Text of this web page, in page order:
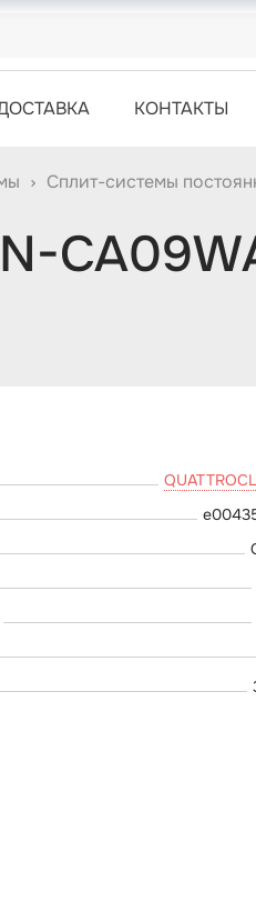
КОНТАКТЫ
Сплит-системы